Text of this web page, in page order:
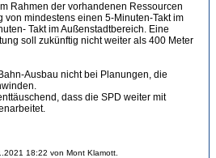
Rahmen der vorhandenen Ressourcen
von mindestens einen 5-Minuten-Takt im
Takt im Außenstadtbereich. Eine
soll zukünftig nicht weiter als 400 Meter
Ausbau nicht bei Planungen, die
dass die SPD weiter mit
18:22 von Mont Klamott.